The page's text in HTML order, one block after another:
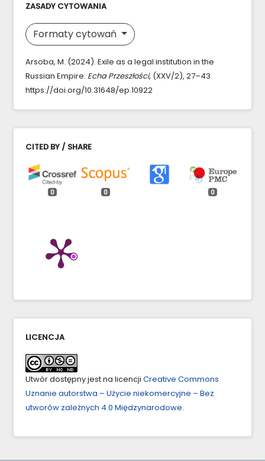
ZASADY CYTOWANIA
Formaty cytowań
Arsoba, M. (2024). Exile as a legal institution in the
Russian Empire. Echa Przeszłości, (XXV/2), 27–43.
https://doi.org/10.31648/ep.10922
CITED BY / SHARE
0 0 0
LICENCJA
Utwór dostępny jest na licencji Creative Commons
Uznanie autorstwa – Użycie niekomercyjne – Bez
utworów zależnych 4.0 Międzynarodowe.